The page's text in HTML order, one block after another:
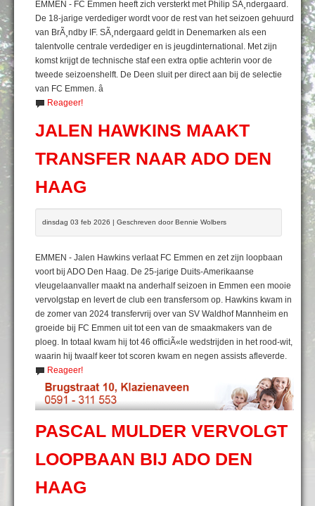
EMMEN - FC Emmen heeft zich versterkt met Philip SÃ¸ndergaard.
De 18-jarige verdediger wordt voor de rest van het seizoen gehuurd
van BrÃ¸ndby IF. SÃ¸ndergaard geldt in Denemarken als een
talentvolle centrale verdediger en is jeugdinternational. Met zijn
komst krijgt de technische staf een extra optie achterin voor de
tweede seizoenshelft. De Deen sluit per direct aan bij de selectie
van FC Emmen. â
Reageer!
JALEN HAWKINS MAAKT
TRANSFER NAAR ADO DEN
HAAG
dinsdag 03 feb 2026 | Geschreven door Bennie Wolbers
EMMEN - Jalen Hawkins verlaat FC Emmen en zet zijn loopbaan
voort bij ADO Den Haag. De 25-jarige Duits-Amerikaanse
vleugelaanvaller maakt na anderhalf seizoen in Emmen een mooie
vervolgstap en levert de club een transfersom op. Hawkins kwam in
de zomer van 2024 transfervrij over van SV Waldhof Mannheim en
groeide bij FC Emmen uit tot een van de smaakmakers van de
ploeg. In totaal kwam hij tot 46 officiÃ«le wedstrijden in het rood-wit,
waarin hij twaalf keer tot scoren kwam en negen assists afleverde.
Reageer!
PASCAL MULDER VERVOLGT
LOOPBAAN BIJ ADO DEN
HAAG